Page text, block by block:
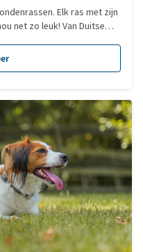
Elk ras met zijn
net zo leuk! Van Duitse
het formaat. Dit zegt
hond en dus ook niet of